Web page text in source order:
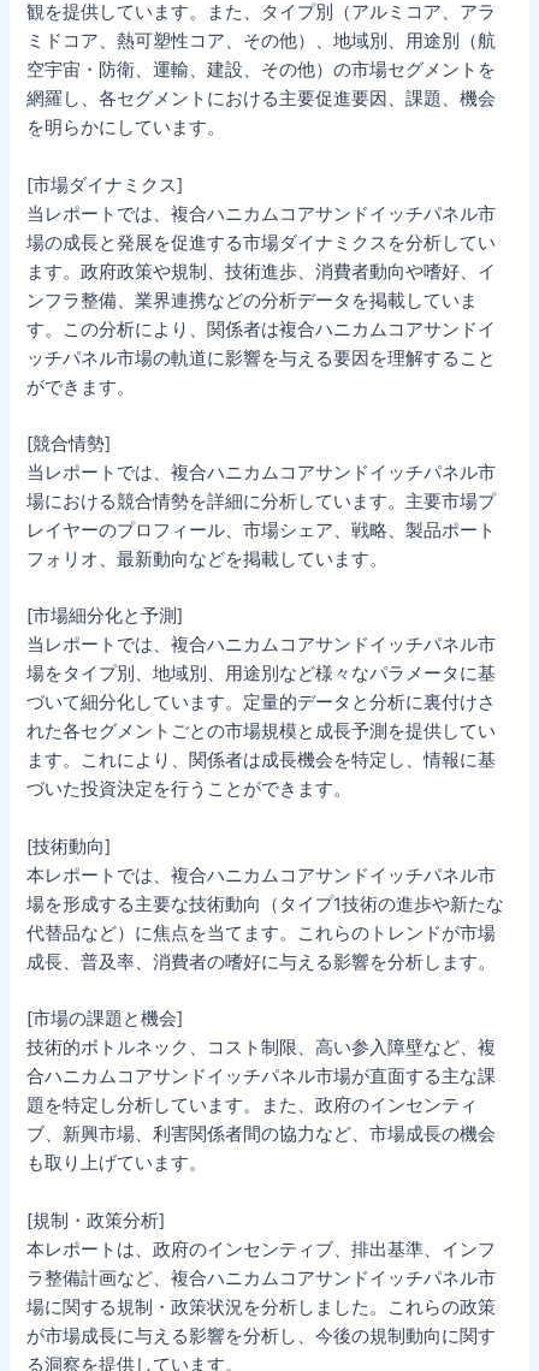
観を提供しています。また、タイプ別（アルミコア、アラ
ミドコア、熱可塑性コア、その他）、地域別、用途別（航
空宇宙・防衛、運輸、建設、その他）の市場セグメントを
網羅し、各セグメントにおける主要促進要因、課題、機会
を明らかにしています。
[市場ダイナミクス]
当レポートでは、複合ハニカムコアサンドイッチパネル市
場の成長と発展を促進する市場ダイナミクスを分析してい
ます。政府政策や規制、技術進歩、消費者動向や嗜好、イ
ンフラ整備、業界連携などの分析データを掲載していま
す。この分析により、関係者は複合ハニカムコアサンドイ
ッチパネル市場の軌道に影響を与える要因を理解すること
ができます。
[競合情勢]
当レポートでは、複合ハニカムコアサンドイッチパネル市
場における競合情勢を詳細に分析しています。主要市場プ
レイヤーのプロフィール、市場シェア、戦略、製品ポート
フォリオ、最新動向などを掲載しています。
[市場細分化と予測]
当レポートでは、複合ハニカムコアサンドイッチパネル市
場をタイプ別、地域別、用途別など様々なパラメータに基
づいて細分化しています。定量的データと分析に裏付けさ
れた各セグメントごとの市場規模と成長予測を提供してい
ます。これにより、関係者は成長機会を特定し、情報に基
づいた投資決定を行うことができます。
[技術動向]
本レポートでは、複合ハニカムコアサンドイッチパネル市
場を形成する主要な技術動向（タイプ1技術の進歩や新たな
代替品など）に焦点を当てます。これらのトレンドが市場
成長、普及率、消費者の嗜好に与える影響を分析します。
[市場の課題と機会]
技術的ボトルネック、コスト制限、高い参入障壁など、複
合ハニカムコアサンドイッチパネル市場が直面する主な課
題を特定し分析しています。また、政府のインセンティ
ブ、新興市場、利害関係者間の協力など、市場成長の機会
も取り上げています。
[規制・政策分析]
本レポートは、政府のインセンティブ、排出基準、インフ
ラ整備計画など、複合ハニカムコアサンドイッチパネル市
場に関する規制・政策状況を分析しました。これらの政策
が市場成長に与える影響を分析し、今後の規制動向に関す
る洞察を提供しています。